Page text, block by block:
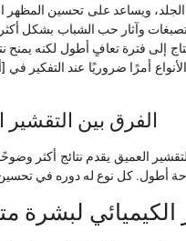
ويساعد على تحسين المظهر
وآثار حب الشباب بشكل
إلى فترة تعافٍ أطول لكنه يمنح
أمرًا ضروريًا عند التفكير
الفرق بين
العميق يقدم نتائج أكثر
الكيميائي لبشرة